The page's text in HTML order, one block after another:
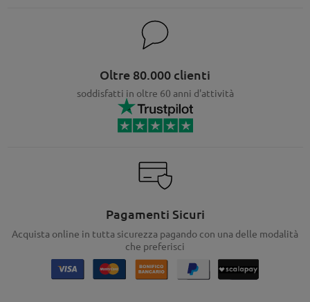
Oltre 80.000 clienti
soddisfatti in oltre 60 anni d'attività
Pagamenti Sicuri
Acquista online in tutta sicurezza pagando con una delle modalità
che preferisci